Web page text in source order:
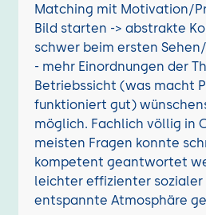
Matching mit Motivation/
Bild starten -> abstrakte
schwer beim ersten
- mehr Einordnungen der
Betriebssicht (was macht
funktioniert gut)
möglich. Fachlich völlig in
meisten Fragen konnte
kompetent geantwortet
leichter effizienter sozialer
entspannte Atmosphäre